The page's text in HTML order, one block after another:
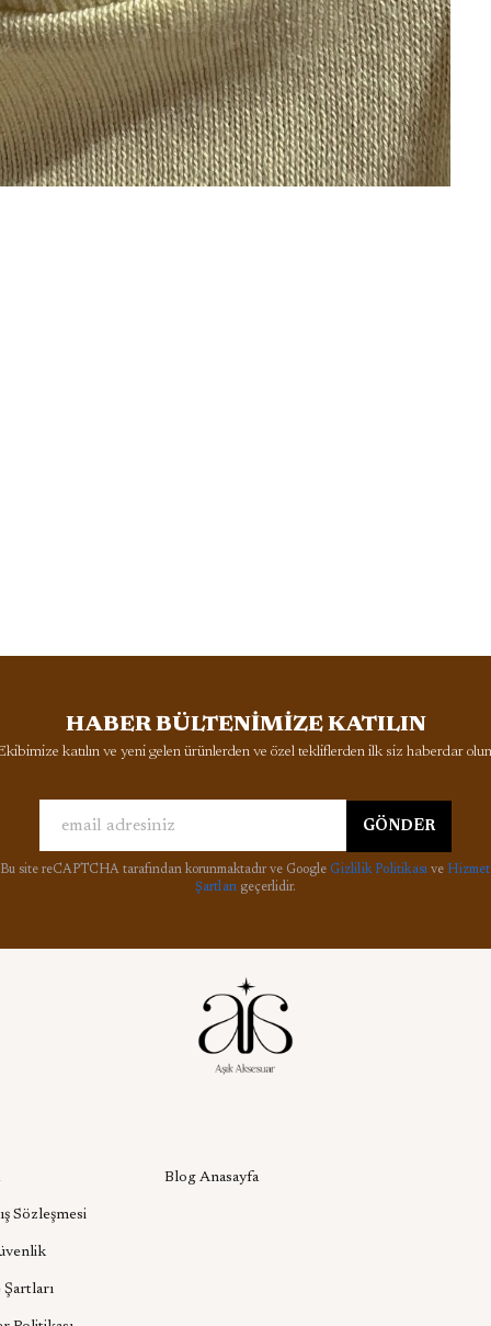
HABER BÜLTENİMİZE KATILIN
katılın ve yeni gelen ürünlerden ve özel tekliflerden ilk siz haberdar
GÖNDER
Bu site reCAPTCHA tarafından korunmaktadır ve Google Gizlilik Politikasıve Hizmet
Şartları geçerlidir.
Sözleşmesi
Blog Anasayfa